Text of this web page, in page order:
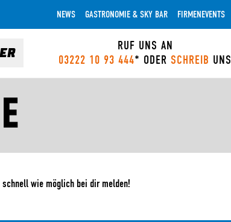
NEWS GASTRONOMIE & SKY BAR FIRMENEVENTS
RUF UNS AN
03222 10 93 444* ODER SCHREIB UNS
wie möglich bei dir melden!